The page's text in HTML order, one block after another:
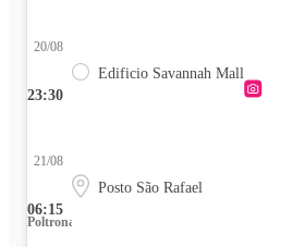
23:30
20/08
Edificio Savannah Mall
06:15
21/08
Posto São Rafael
Poltrona